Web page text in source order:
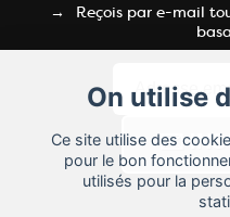
On utilise
Ce site utilise des
pour le bon
utilisés pour la
Reçois par e-mail